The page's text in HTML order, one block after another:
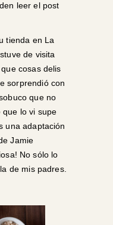
leer el post
tienda en La
de visita
cosas delis
sorprendió con
que no
que lo vi supe
una adaptación
Jamie
No sólo lo
de mis padres.